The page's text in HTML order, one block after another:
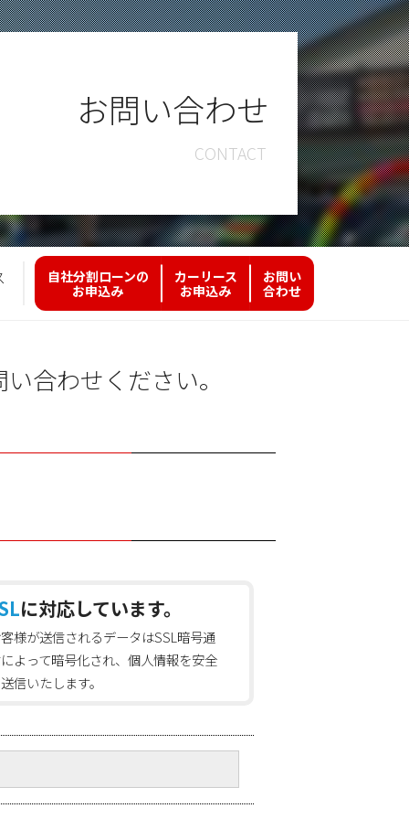
お問い合わせ
自社分割ローンの
お申込み
カーリース
お申込み
お問い
合わせ
合わせください。
に対応しています。
様が送信されるデータはSSL暗号通
よって暗号化され、個人情報を安全
信いたします。